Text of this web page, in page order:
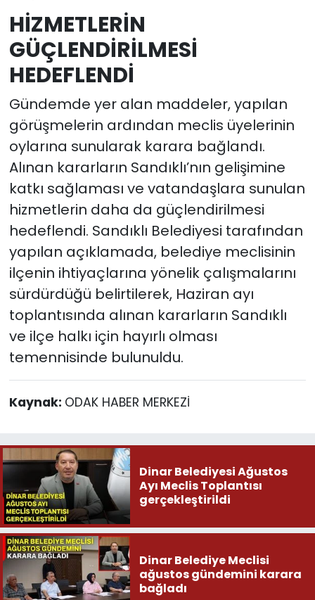
HİZMETLERİN
GÜÇLENDİRİLMESİ
HEDEFLENDİ
Gündemde yer alan maddeler, yapılan
görüşmelerin ardından meclis üyelerinin
oylarına sunularak karara bağlandı.
Alınan kararların Sandıklı’nın gelişimine
katkı sağlaması ve vatandaşlara sunulan
hizmetlerin daha da güçlendirilmesi
hedeflendi. Sandıklı Belediyesi tarafından
yapılan açıklamada, belediye meclisinin
ilçenin ihtiyaçlarına yönelik çalışmalarını
sürdürdüğü belirtilerek, Haziran ayı
toplantısında alınan kararların Sandıklı
ve ilçe halkı için hayırlı olması
temennisinde bulunuldu.
Kaynak: ODAK HABER MERKEZİ
Dinar Belediyesi Ağustos
Ayı Meclis Toplantısı
gerçekleştirildi
Dinar Belediye Meclisi
ağustos gündemini karara
bağladı